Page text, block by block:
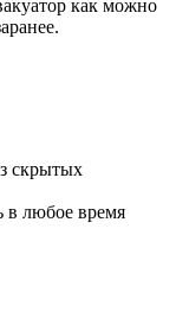
как можно
скрытых
в любое время